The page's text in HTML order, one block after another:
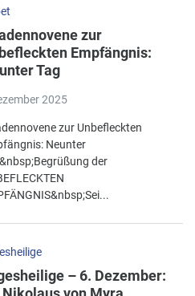
zur
Empfängnis:
Tag
2025
zur Unbefleckten
Neunter
der
– 6. Dezember: